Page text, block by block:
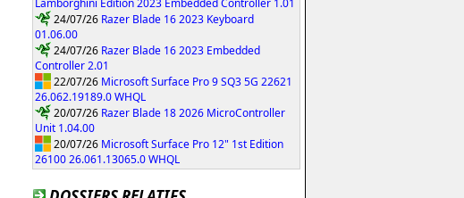
24/07/26 Razer Blade 16 2023 Keyboard
01.06.00
24/07/26 Razer Blade 16 2023 Embedded
Controller 2.01
22/07/26 Microsoft Surface Pro 9 SQ3 5G 22621
26.062.19189.0 WHQL
20/07/26 Razer Blade 18 2026 MicroController
Unit 1.04.00
20/07/26 Microsoft Surface Pro 12" 1st Edition
26100 26.061.13065.0 WHQL